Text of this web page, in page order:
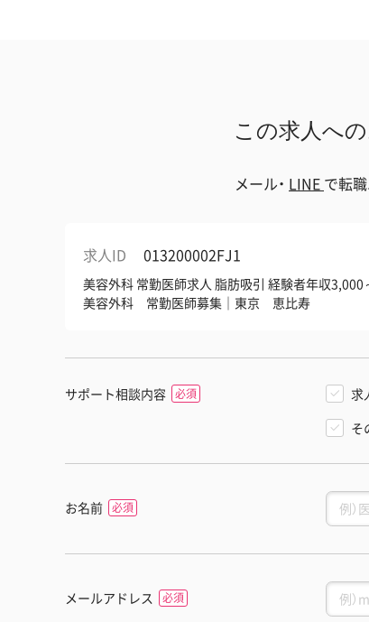
この求人へ
メール・ LINE で転
求人ID 013200002FJ1
美容外科 常勤医師求人 脂肪吸引 経験者年収3,000
美容外科 常勤医師募集｜東京 恵比寿
サポート相談内容 求
そ
お名前
メールアドレス